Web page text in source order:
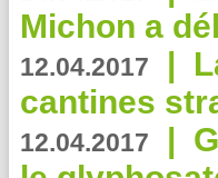
Michon a
12.04.2017 |
cantines
12.04.2017 |